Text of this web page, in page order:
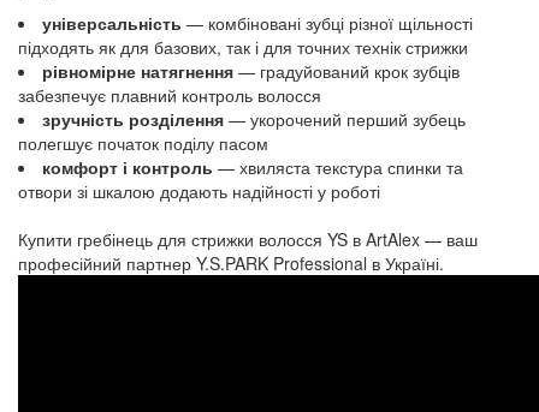
універсальність — комбіновані зубці різної щільності
підходять як для базових, так і для точних технік стрижки
рівномірне натягнення — градуйований крок зубців
забезпечує плавний контроль волосся
зручність розділення — укорочений перший зубець
полегшує початок поділу пасом
комфорт і контроль — хвиляста текстура спинки та
отвори зі шкалою додають надійності у роботі
Купити гребінець для стрижки волосся YS в ArtAlex — ваш
професійний партнер Y.S.PARK Professional в Україні.